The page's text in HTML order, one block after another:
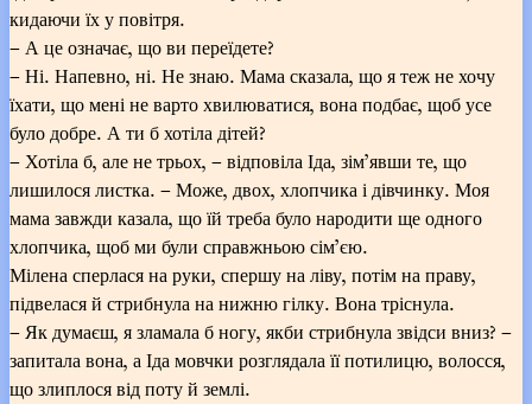
кидаючи їх у повітря.
– А це означає, що ви переїдете?
– Ні. Напевно, ні. Не знаю. Мама сказала, що я теж не хочу
їхати, що мені не варто хвилюватися, вона подбає, щоб усе
було добре. А ти б хотіла дітей?
– Хотіла б, але не трьох, – відповіла Іда, зім’явши те, що
лишилося листка. – Може, двох, хлопчика і дівчинку. Моя
мама завжди казала, що їй треба було народити ще одного
хлопчика, щоб ми були справжньою сім’єю.
Мілена сперлася на руки, спершу на ліву, потім на праву,
підвелася й стрибнула на нижню гілку. Вона тріснула.
– Як думаєш, я зламала б ногу, якби стрибнула звідси вниз? –
запитала вона, а Іда мовчки розглядала її потилицю, волосся,
що злиплося від поту й землі.